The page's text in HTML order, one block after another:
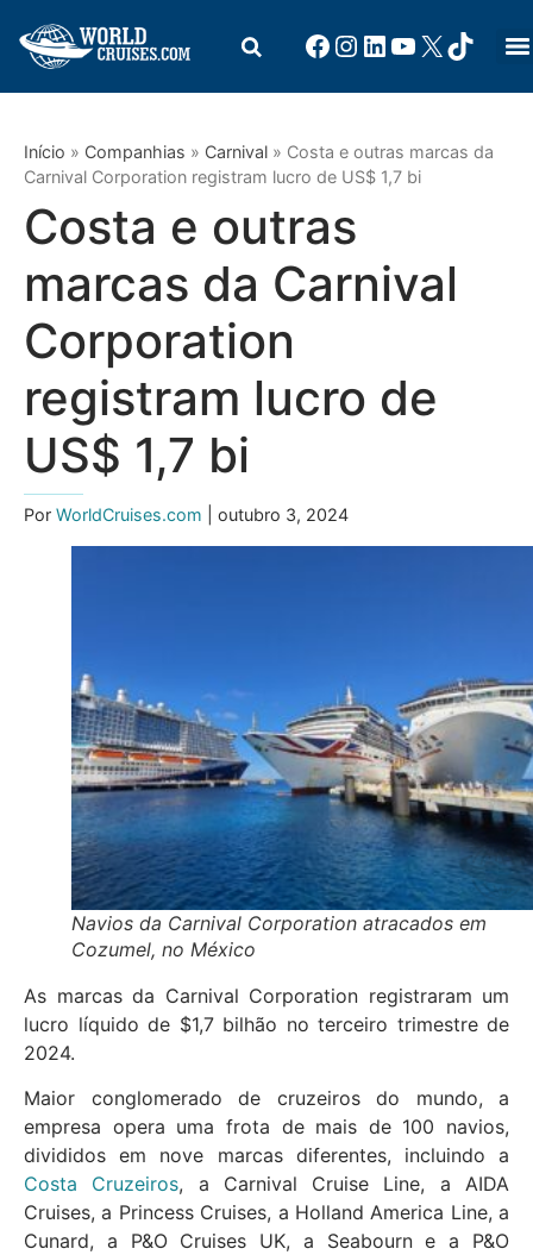
Início » Companhias » Carnival » Costa e outras marcas da
Carnival Corporation registram lucro de US$ 1,7 bi
Costa e outras
marcas da Carnival
Corporation
registram lucro de
US$ 1,7 bi
Por WorldCruises.com | outubro 3, 2024
Navios da Carnival Corporation atracados em
Cozumel, no México
As marcas da Carnival Corporation registraram um
lucro líquido de $1,7 bilhão no terceiro trimestre de
2024.
Maior conglomerado de cruzeiros do mundo, a
empresa opera uma frota de mais de 100 navios,
divididos em nove marcas diferentes, incluindo a
Costa Cruzeiros, a Carnival Cruise Line, a AIDA
Cruises, a Princess Cruises, a Holland America Line, a
Cunard, a P&O Cruises UK, a Seabourn e a P&O